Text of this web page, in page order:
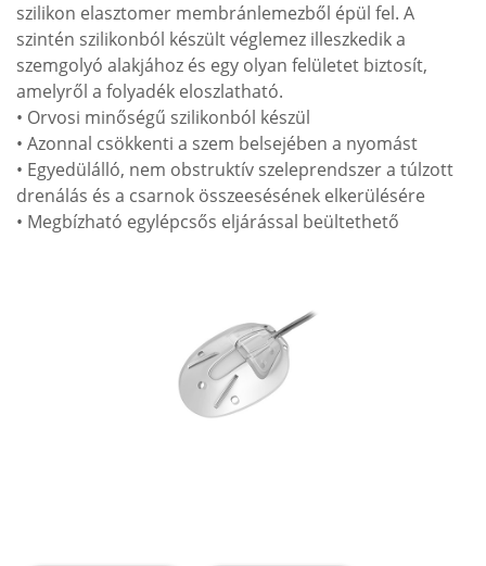
szilikon elasztomer membránlemezből épül fel. A
szintén szilikonból készült véglemez illeszkedik a
szemgolyó alakjához és egy olyan felületet biztosít,
amelyről a folyadék eloszlatható.
• Orvosi minőségű szilikonból készül
• Azonnal csökkenti a szem belsejében a nyomást
• Egyedülálló, nem obstruktív szeleprendszer a túlzott
drenálás és a csarnok összeesésének elkerülésére
• Megbízható egylépcsős eljárással beültethető